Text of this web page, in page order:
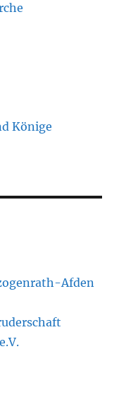
Könige
Afden